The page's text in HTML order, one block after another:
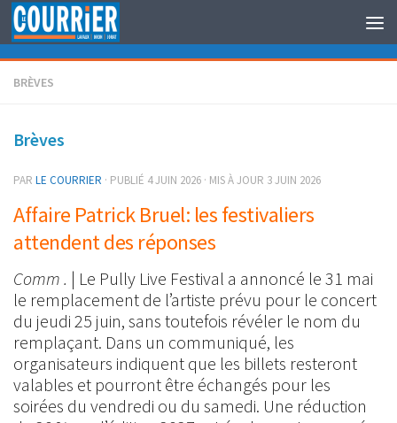
Au dessous du contenu
BRÈVES
Brèves
PAR LE COURRIER · PUBLIÉ 4 JUIN 2026 · MIS À JOUR 3 JUIN 2026
Affaire Patrick Bruel: les festivaliers
attendent des réponses
Comm . | Le Pully Live Festival a annoncé le 31 mai
le remplacement de l’artiste prévu pour le concert
du jeudi 25 juin, sans toutefois révéler le nom du
remplaçant. Dans un communiqué, les
organisateurs indiquent que les billets resteront
valables et pourront être échangés pour les
soirées du vendredi ou du samedi. Une réduction